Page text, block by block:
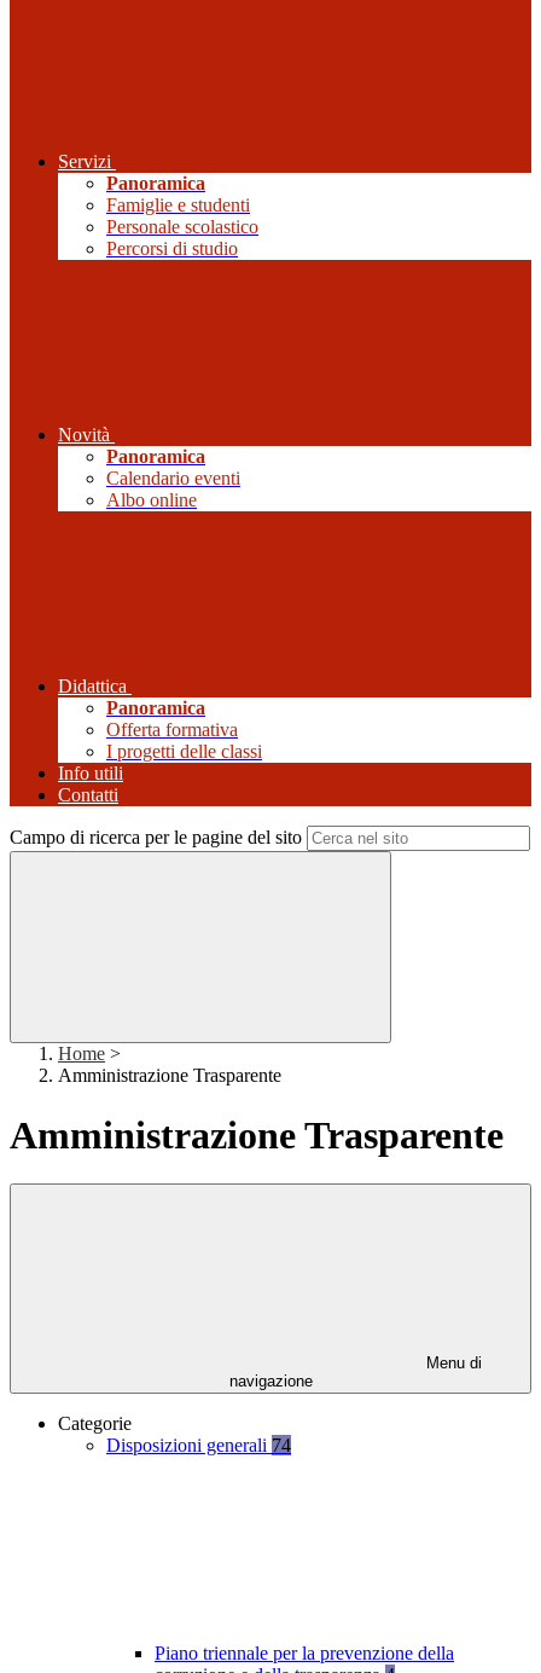
Servizi
Panoramica
Famiglie e studenti
Personale scolastico
Percorsi di studio
Novità
Panoramica
Calendario eventi
Albo online
Didattica
Panoramica
Offerta formativa
I progetti delle classi
Info utili
Contatti
Campo di ricerca per le pagine del sito
Home >
Amministrazione Trasparente
Amministrazione Trasparente
Menu di
navigazione
Categorie
Disposizioni generali 74
Piano triennale per la prevenzione della